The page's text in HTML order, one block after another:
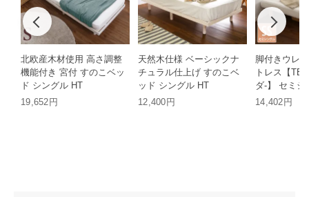
北欧産木材使用 高さ調整
機能付き 宮付 すのこベッ
ド シングル HT
19,652円
天然木仕様 ベーシックナ
チュラル仕上げ すのこベ
ッド シングル HT
12,400円
脚付きウレ
トレス【
ダ-】 セミシ
HT
14,402円